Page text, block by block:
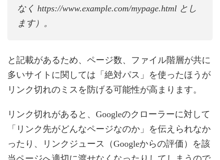
なく https://www.example.com/mypage.html とし
ます）。
と記載があるため、ページ数、ファイル階層が共に
多いサイトに関しては「絶対パス」を使ったほうが
リンク切れのミスを防げる可能性が高まります。
リンク切れがあると、Googleのクローラーに対して
「リンク先がどんなページなのか」を伝えられなか
ったり、リンクジュース（Googleからの評価）を該